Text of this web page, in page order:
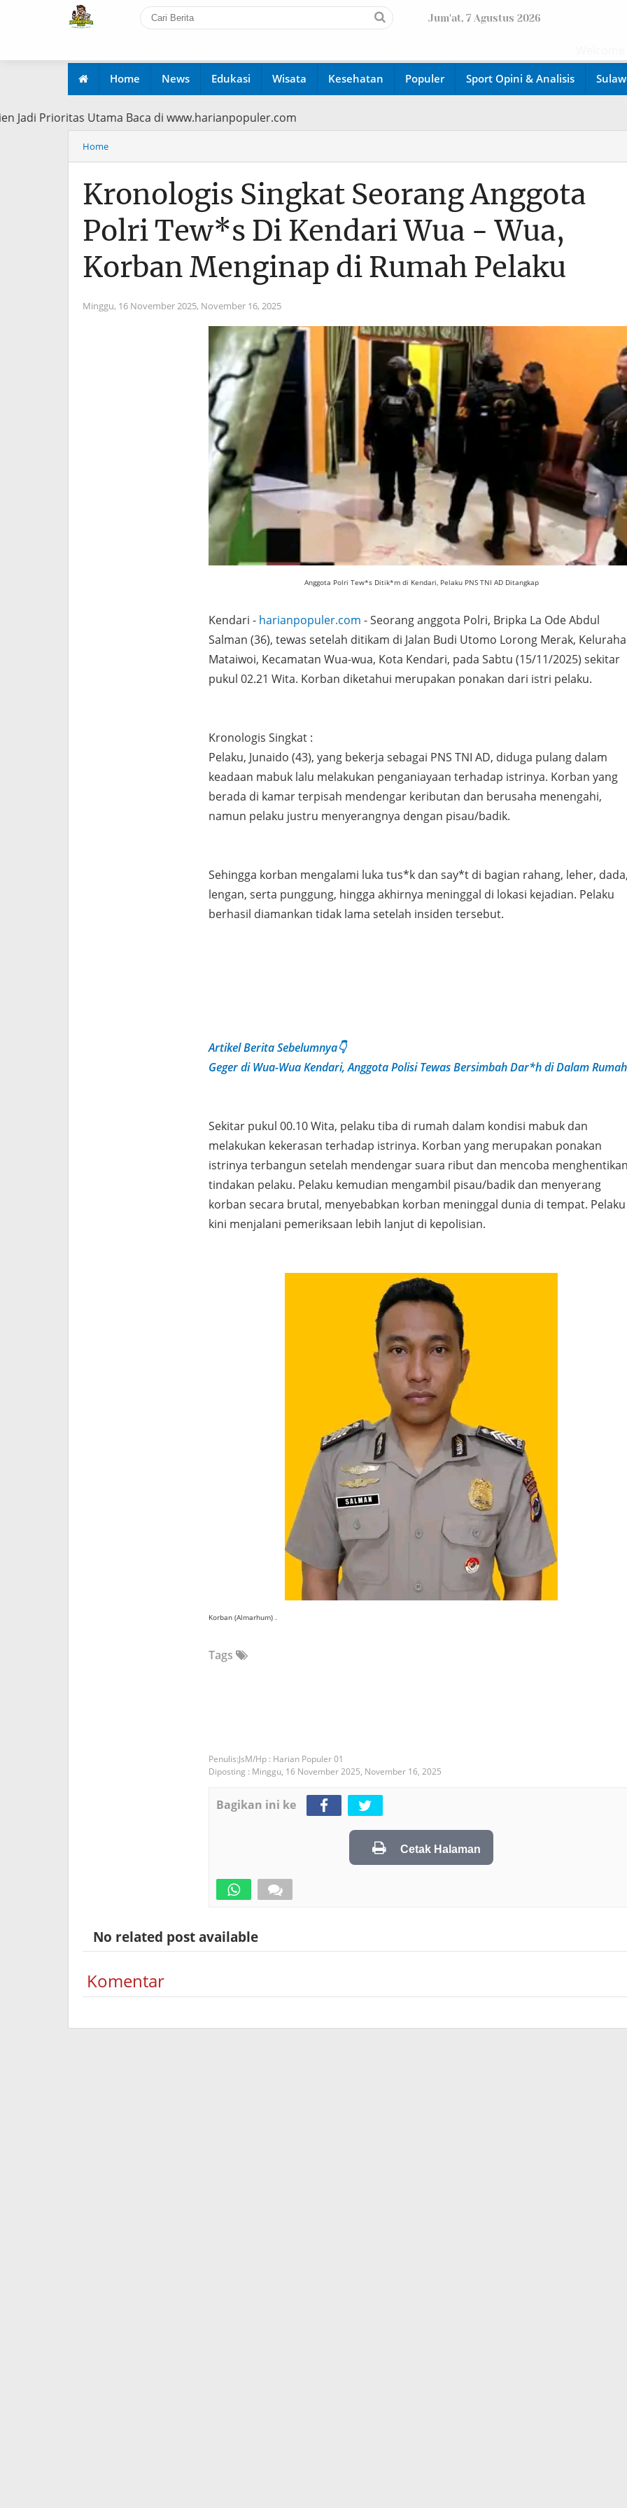
Jum'at, 7 Agustus 2026
Home News Edukasi Wisata Kesehatan Populer Sport Opini & Analisis
Jadi Prioritas Utama Baca di www.harianpopuler.com
Home
Kronologis Singkat Seorang Anggota
Polri Tew*s Di Kendari Wua - Wua,
Korban Menginap di Rumah Pelaku
Minggu, 16 November 2025, November 16, 2025
Anggota Polri Tew*s Ditik*m di Kendari, Pelaku PNS TNI AD Ditangkap
Kendari - harianpopuler.com - Seorang anggota Polri, Bripka La Ode Abdul
Salman (36), tewas setelah ditikam di Jalan Budi Utomo Lorong Merak,
Mataiwoi, Kecamatan Wua-wua, Kota Kendari, pada Sabtu (15/11/2025) sekitar
pukul 02.21 Wita. Korban diketahui merupakan ponakan dari istri pelaku.
Kronologis Singkat :
Pelaku, Junaido (43), yang bekerja sebagai PNS TNI AD, diduga pulang dalam
keadaan mabuk lalu melakukan penganiayaan terhadap istrinya. Korban yang
berada di kamar terpisah mendengar keributan dan berusaha menengahi,
namun pelaku justru menyerangnya dengan pisau/badik.
Sehingga korban mengalami luka tus*k dan say*t di bagian rahang, leher,
lengan, serta punggung, hingga akhirnya meninggal di lokasi kejadian. Pelaku
berhasil diamankan tidak lama setelah insiden tersebut.
Artikel Berita Sebelumnya👇
Geger di Wua-Wua Kendari, Anggota Polisi Tewas Bersimbah Dar*h di Dalam Rumah
Sekitar pukul 00.10 Wita, pelaku tiba di rumah dalam kondisi mabuk dan
melakukan kekerasan terhadap istrinya. Korban yang merupakan ponakan
istrinya terbangun setelah mendengar suara ribut dan mencoba
tindakan pelaku. Pelaku kemudian mengambil pisau/badik dan menyerang
korban secara brutal, menyebabkan korban meninggal dunia di tempat. Pelaku
kini menjalani pemeriksaan lebih lanjut di kepolisian.
Korban (Almarhum) .
Tags
JsM/Hp : Harian Populer 01
Diposting : Minggu, 16 November 2025, November 16, 2025
Bagikan ini ke
Cetak Halaman
No related post available
Komentar